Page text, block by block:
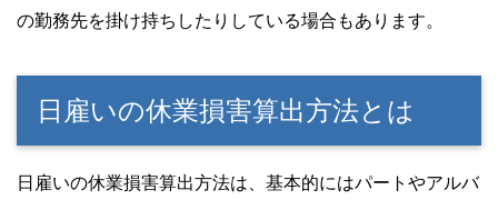
の勤務先を掛け持ちしたりしている場合もあります。
日雇いの休業損害算出方法とは
日雇いの休業損害算出方法は、基本的にはパートやアルバ